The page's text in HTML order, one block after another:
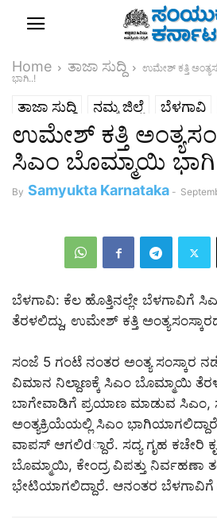
Home ತಾಜಾ ಸುದ್ದಿ
ಉಮೇಶ್​ ಕತ್ತಿ
ಭಾಗಿ..!
ತಾಜಾ ಸುದ್ದಿ ನಮ್ಮ ಜಿಲ್ಲೆ ಬೆಳಗಾವಿ
ಉಮೇಶ್​ ಕತ್ತಿ
ಸಿಎಂ ಬೊಮ್ಮಾಯಿ
By Samyukta Karnataka -
ಬೆಳಗಾವಿ: ಕೆಲ ಹೊತ್ತಿನಲ್ಲೇ ಬೆಳಗಾವಿಗೆ
ತೆರಳಲಿದ್ದು, ಉಮೇಶ್​ ಕತ್ತಿ
ಸಂಜೆ 5 ಗಂಟೆ ನಂತರ ಅಂತ್ಯ ಸಂಸ್ಕಾರ
ವಿಮಾನ ನಿಲ್ದಾಣಕ್ಕೆ ಸಿಎಂ ಬೊಮ್ಮಾಯಿ
ಬಾಗೇವಾಡಿಗೆ ಪ್ರಯಾಣ ಮಾಡುವ
ಅಂತ್ಯಕ್ರಿಯೆಯಲ್ಲಿ ಸಿಎಂ
ವಾಪಸ್ ಆಗಲಿd್ದಾರೆ. ಸದ್ಯ ಗೃಹ ಕಚೇರಿ
ಬೊಮ್ಮಾಯಿ, ಕೇಂದ್ರ ವಿಪತ್ತು ನಿರ್ವಹಣಾ
ಭೇಟಿಯಾಗಲಿದ್ದಾರೆ. ಆನಂತರ